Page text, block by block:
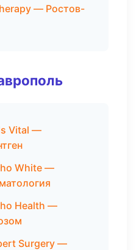
— Ростов-
Vital —
White —
Health —
Surgery —